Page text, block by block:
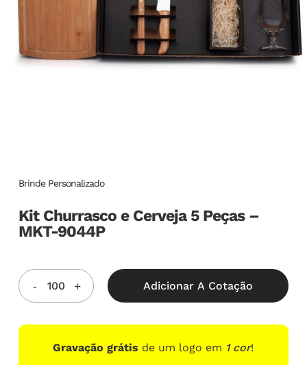
Brinde Personalizado
Kit Churrasco e Cerveja 5 Peças –
MKT-9044P
Adicionar A Cotação
Gravação grátis de um logo em 1 cor!